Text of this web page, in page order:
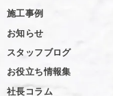
施工事例
お知らせ
スタッフブログ
お役立ち情報集
社長コラム